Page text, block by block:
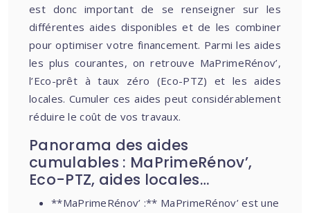
est donc important de se renseigner sur les
différentes aides disponibles et de les combiner
pour optimiser votre financement. Parmi les aides
les plus courantes, on retrouve MaPrimeRénov’,
l’Eco-prêt à taux zéro (Eco-PTZ) et les aides
locales. Cumuler ces aides peut considérablement
réduire le coût de vos travaux.
Panorama des aides
cumulables : MaPrimeRénov’,
Eco-PTZ, aides locales…
**MaPrimeRénov’ :** MaPrimeRénov’ est une